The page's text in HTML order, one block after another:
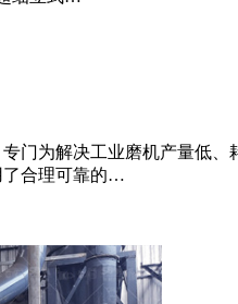
门为解决工业磨机产量低
了合理可靠的…